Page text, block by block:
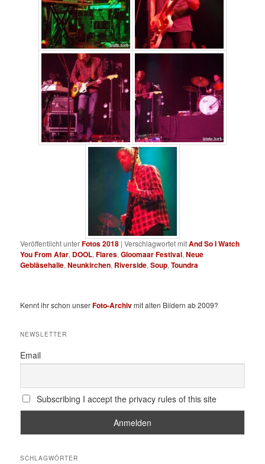
Veröffentlicht unterFotos 2018 |Verschlagwortet mitAnd So I Watch
You From Afar, DOOL,Flares,Gloomaar Festival,Neue
Gebläsehalle,Neunkirchen, Riverside,Soup,Toundra
Kennt ihr schon unserFoto-Archivmit alten Bildern ab 2009?
NEWSLETTER
Email
Subscribing I accept the privacy rules of this site
SCHLAGWÖRTER